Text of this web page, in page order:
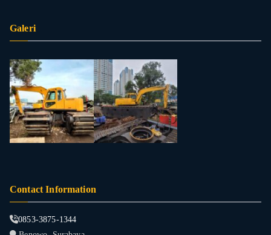
Galeri
Contact Information
0853-3875-1344